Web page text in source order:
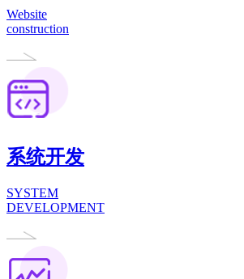
Website
construction
系统开发
SYSTEM
DEVELOPMENT